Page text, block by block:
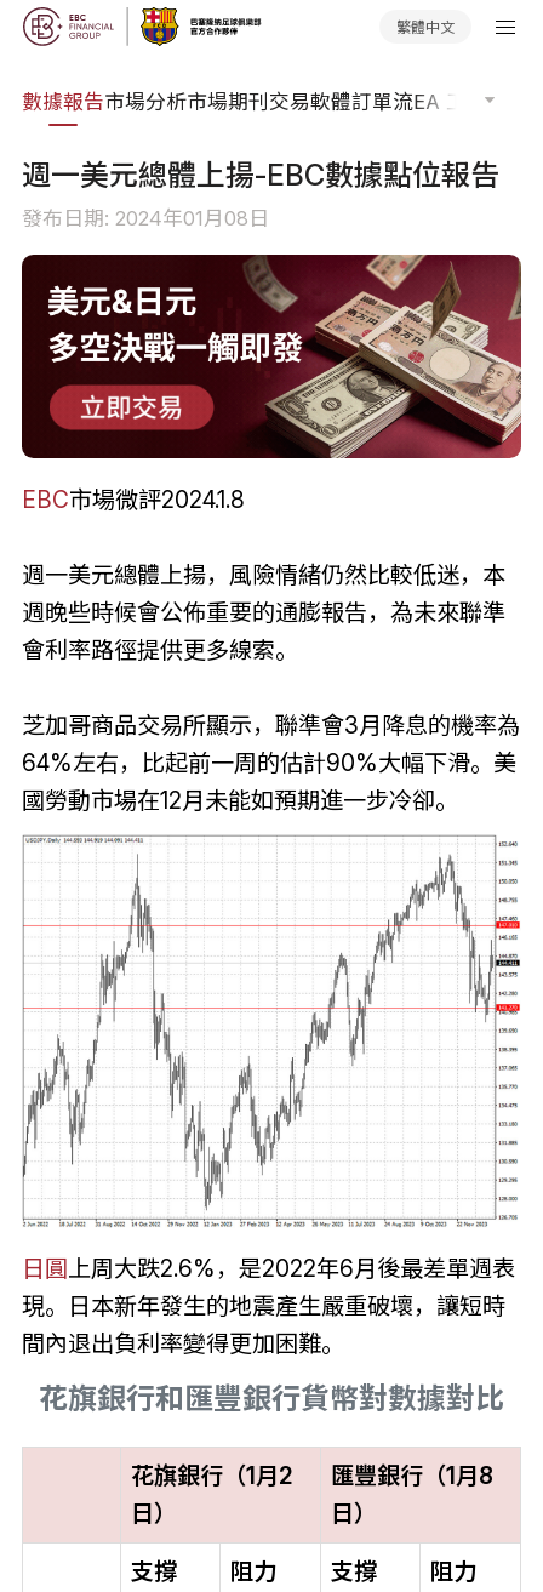
繁體中文
數據報告市場分析市場期刊交易軟體訂單流EA 工具庫
週一美元總體上揚-EBC數據點位報告
發布日期: 2024年01月08日
EBC市場微評2024.1.8
週一美元總體上揚，風險情緒仍然比較低迷，本
週晚些時候會公佈重要的通膨報告，為未來聯準
會利率路徑提供更多線索。
芝加哥商品交易所顯示，聯準會3月降息的機率為
64%左右，比起前一周的估計90%大幅下滑。美
國勞動市場在12月未能如預期進一步冷卻。
日圓 上周大跌2.6%，是2022年6月後最差單週表
現。日本新年發生的地震產生嚴重破壞，讓短時
間內退出負利率變得更加困難。
花旗銀行和匯豐銀行貨幣對數據對比
花旗銀行（1月2
日）
匯豐銀行（1月8
日）
支撐
阻力 支撐
阻力